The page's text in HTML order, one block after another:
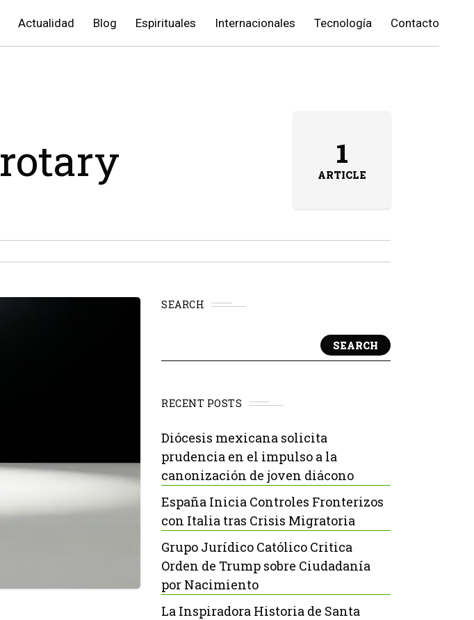
Actualidad Blog Espirituales Internacionales Tecnología Contacto
1
ARTICLE
SEARCH
SEARCH
RECENT POSTS
Diócesis mexicana solicita
prudencia en el impulso a la
canonización de joven diácono
España Inicia Controles Fronterizos
con Italia tras Crisis Migratoria
Grupo Jurídico Católico Critica
Orden de Trump sobre Ciudadanía
por Nacimiento
La Inspiradora Historia de Santa